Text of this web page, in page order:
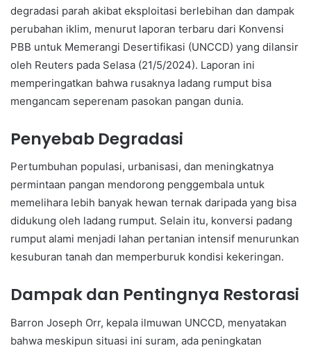
degradasi parah akibat eksploitasi berlebihan dan dampak
perubahan iklim, menurut laporan terbaru dari Konvensi
PBB untuk Memerangi Desertifikasi (UNCCD) yang dilansir
oleh Reuters pada Selasa (21/5/2024). Laporan ini
memperingatkan bahwa rusaknya ladang rumput bisa
mengancam seperenam pasokan pangan dunia.
Penyebab Degradasi
Pertumbuhan populasi, urbanisasi, dan meningkatnya
permintaan pangan mendorong penggembala untuk
memelihara lebih banyak hewan ternak daripada yang bisa
didukung oleh ladang rumput. Selain itu, konversi padang
rumput alami menjadi lahan pertanian intensif menurunkan
kesuburan tanah dan memperburuk kondisi kekeringan.
Dampak dan Pentingnya Restorasi
Barron Joseph Orr, kepala ilmuwan UNCCD, menyatakan
bahwa meskipun situasi ini suram, ada peningkatan